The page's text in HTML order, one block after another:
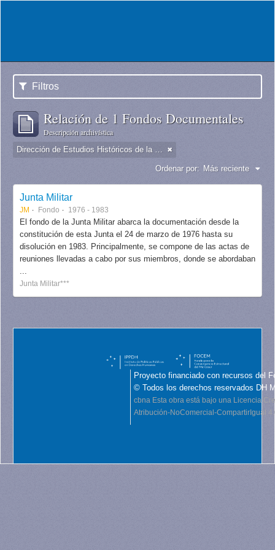
Filtros
Relación de 1 Fondos Documentales
Descripción archivística
Dirección de Estudios Históricos de la Fuerza Aérea
Ordenar por: Más reciente
Junta Militar
JM Fondo 1976 - 1983
El fondo de la Junta Militar abarca la documentación desde la
constitución de esta Junta el 24 de marzo de 1976 hasta su
disolución en 1983. Principalmente, se compone de las actas de
reuniones llevadas a cabo por sus miembros, donde se abordaban
...
Junta Militar***
Proyecto financiado con recursos del
© Todos los derechos reservados DH
cbna Esta obra está bajo una Licencia
Atribución-NoComercial-CompartirIgual